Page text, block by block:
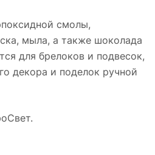
смолы,
мыла, а также шоколада
для брелоков и подвесок,
декора и поделок ручной